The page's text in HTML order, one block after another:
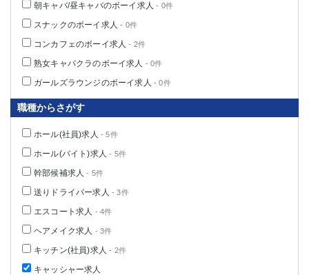
朝キャバ/昼キャバのボーイ求人 - 0件
スナックのボーイ求人 - 0件
コンカフェのボーイ求人 - 2件
熟女キャバクラのボーイ求人 - 0件
ガールズラウンジのボーイ求人 - 0件
職種からさがす
ホール(社員)求人 - 5件
ホール(バイト)求人 - 5件
幹部候補求人 - 5件
送りドライバー求人 - 3件
エスコート求人 - 4件
ヘアメイク求人 - 3件
キッチン(社員)求人 - 2件
キャッシャー求人